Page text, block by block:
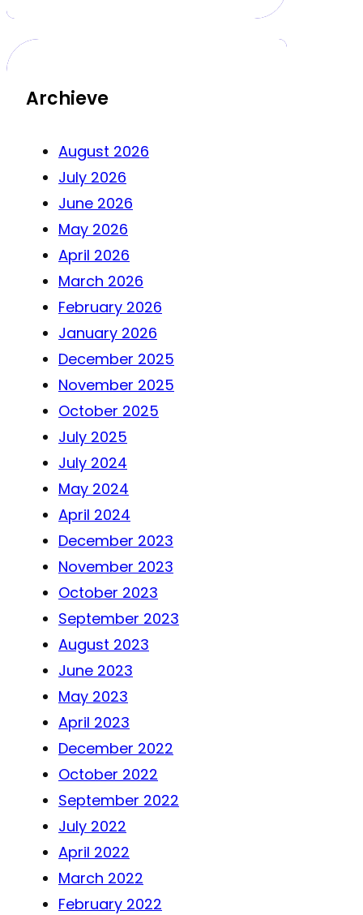
Archieve
August 2026
July 2026
June 2026
May 2026
April 2026
March 2026
February 2026
January 2026
December 2025
November 2025
October 2025
July 2025
July 2024
May 2024
April 2024
December 2023
November 2023
October 2023
September 2023
August 2023
June 2023
May 2023
April 2023
December 2022
October 2022
September 2022
July 2022
April 2022
March 2022
February 2022